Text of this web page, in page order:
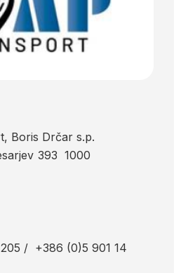
Boris Drčar s.p.
393 1000
/ +386 (0)5 901 14